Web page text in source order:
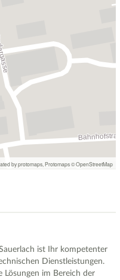
by protomaps Protomaps©OpenStreetMap
ist Ihr kompetenter
Dienstleistungen.
Lösungen im Bereich der